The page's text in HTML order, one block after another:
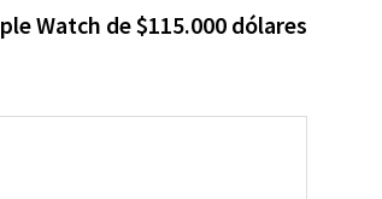
siguiente:
Watch de $115.000 dólares